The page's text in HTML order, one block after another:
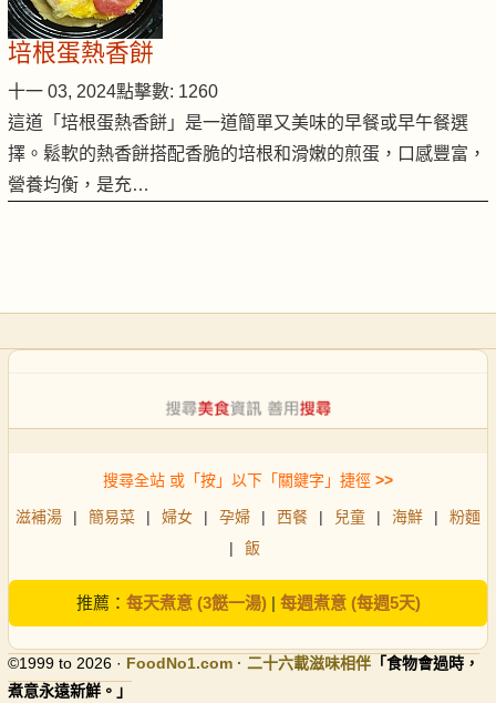
培根蛋熱香餅
十一 03, 2024點擊數: 1260
這道「培根蛋熱香餅」是一道簡單又美味的早餐或早午餐選
擇。鬆軟的熱香餅搭配香脆的培根和滑嫩的煎蛋，口感豐富，
營養均衡，是充…
搜尋全站 或「按」以下「關鍵字」捷徑 >>
滋補湯 | 簡易菜 | 婦女 | 孕婦 | 西餐 | 兒童 | 海鮮 |
粉麵
|
飯
推薦： 每天煮意 (3餸一湯)| 每週煮意 (每週5天)
©1999 to 2026 · FoodNo1.com · 二十六載滋味相伴 「食物會過時，
煮意永遠新鮮。」